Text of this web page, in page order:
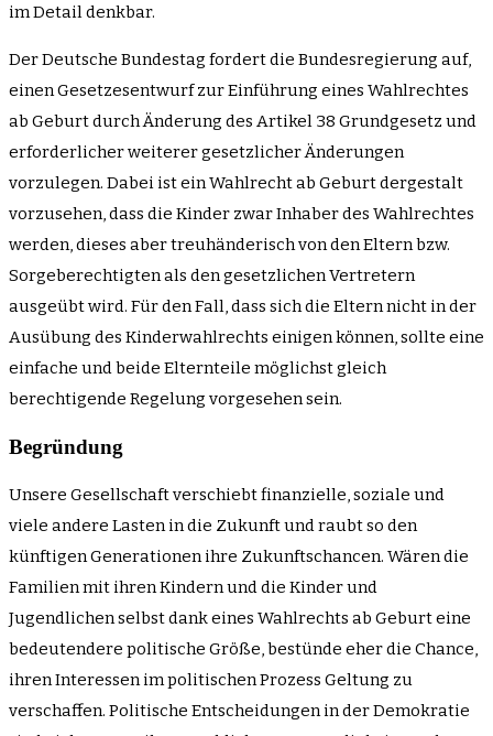
im Detail denkbar.
Der Deutsche Bundestag fordert die Bundesregierung auf,
einen Gesetzesentwurf zur Einführung eines Wahlrechtes
ab Geburt durch Änderung des Artikel 38 Grundgesetz und
erforderlicher weiterer gesetzlicher Änderungen
vorzulegen. Dabei ist ein Wahlrecht ab Geburt dergestalt
vorzusehen, dass die Kinder zwar Inhaber des Wahlrechtes
werden, dieses aber treuhänderisch von den Eltern bzw.
Sorgeberechtigten als den gesetzlichen Vertretern
ausgeübt wird. Für den Fall, dass sich die Eltern nicht in der
Ausübung des Kinderwahlrechts einigen können, sollte eine
einfache und beide Elternteile möglichst gleich
berechtigende Regelung vorgesehen sein.
Begründung
Unsere Gesellschaft verschiebt finanzielle, soziale und
viele andere Lasten in die Zukunft und raubt so den
künftigen Generationen ihre Zukunftschancen. Wären die
Familien mit ihren Kindern und die Kinder und
Jugendlichen selbst dank eines Wahlrechts ab Geburt eine
bedeutendere politische Größe, bestünde eher die Chance,
ihren Interessen im politischen Prozess Geltung zu
verschaffen. Politische Entscheidungen in der Demokratie